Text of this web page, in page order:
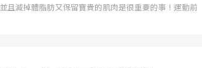
且減掉體脂肪又保留寶貴的肌肉是很重要的事！運動前